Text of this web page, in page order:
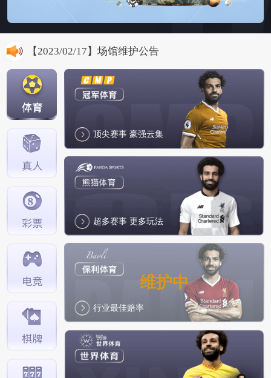
【2024/08/29】关于假冒网站的通知
【2023/02/17】场馆维护公告
【2022/12/21】冠军账号安全升级
【2022/07/22】【冠军体育跟单震撼来袭】
【2021/12/01】充值提醒
【2021/09/11】支付宝/微信话费充值说明
【2021/08/23】游戏账户防盗注意通知
【2026/06/03】暂停使用火币的公告：
顶尖赛事 豪强云集
超多赛事 更多玩法
维护中
行业最佳赔率